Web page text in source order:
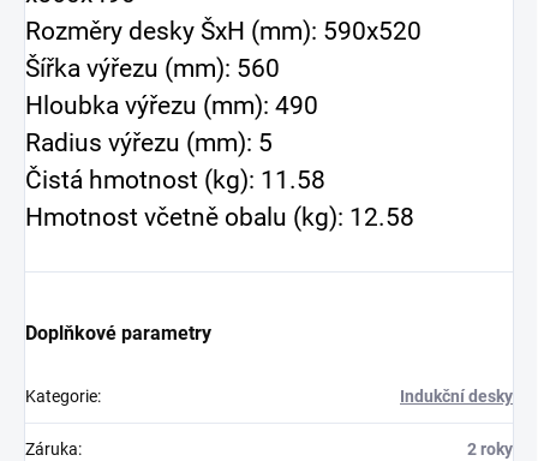
Rozměry desky ŠxH (mm): 590x520
Šířka výřezu (mm): 560
Hloubka výřezu (mm): 490
Radius výřezu (mm): 5
Čistá hmotnost (kg): 11.58
Hmotnost včetně obalu (kg): 12.58
Doplňkové parametry
Kategorie: Indukční desky
Záruka: 2 roky